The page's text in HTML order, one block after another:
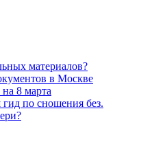
материалов?
в Москве
8 марта
по сношения без.